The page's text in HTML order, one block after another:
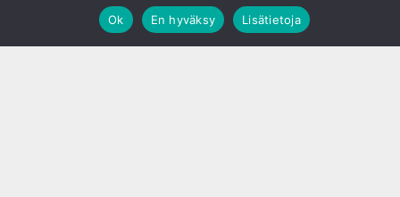
Ok
En hyväksy Lisätietoja